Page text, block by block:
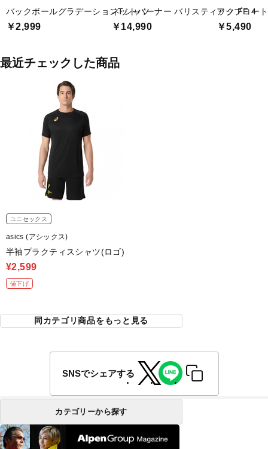
バックボールグラデーションTシャツ
￥2,999
ネットバーナー バリスティック FF 4
￥14,990
アップコー
￥5,490
最近チェックした商品
ユニセックス
asics (アシックス)
半袖プラクティスシャツ(ロゴ)
¥2,599
値下げ
同カテゴリ商品をもっと見る
SNSでシェアする
カテゴリーから探す